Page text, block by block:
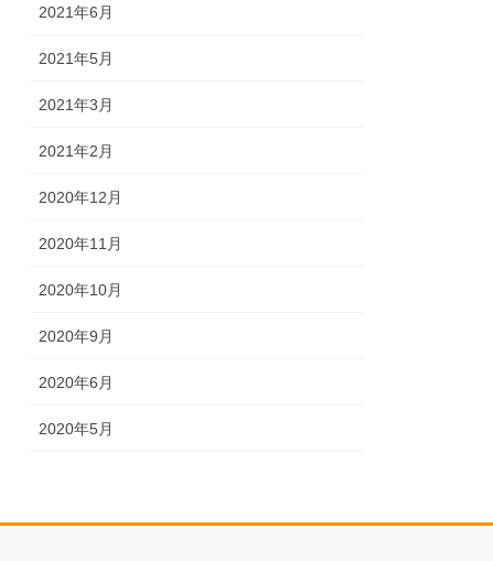
2021年6月
2021年5月
2021年3月
2021年2月
2020年12月
2020年11月
2020年10月
2020年9月
2020年6月
2020年5月